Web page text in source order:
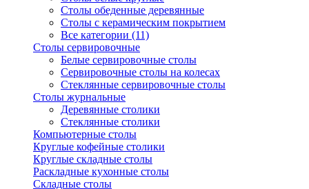
Столы обеденные деревянные
Столы с керамическим покрытием
Все категории (11)
Столы сервировочные
Белые сервировочные столы
Сервировочные столы на колесах
Стеклянные сервировочные столы
Столы журнальные
Деревянные столики
Стеклянные столики
Компьютерные столы
Круглые кофейные столики
Круглые складные столы
Раскладные кухонные столы
Складные столы